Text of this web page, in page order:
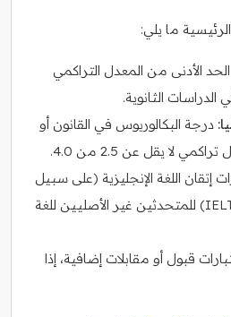
ما يلي:
الحد الأدنى من المعدل التراكمي
درجة البكالوريوس في القانون أو
لا يقل عن 2.5 من 4.0.
إتقان اللغة الإنجليزية (على سبيل
المثال، TOEFL أو IELTS) للمتحدثين غير الأصليين للغة
قبول أو مقابلات إضافية، إذا